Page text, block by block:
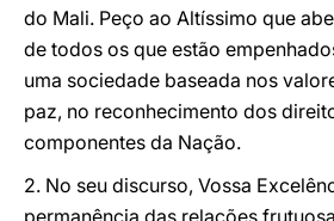
do Mali. Peço ao Altíssimo que
de todos os que estão
uma sociedade baseada nos
paz, no reconhecimento dos
componentes da Nação.
2. No seu discurso, Vossa
permanência das relações